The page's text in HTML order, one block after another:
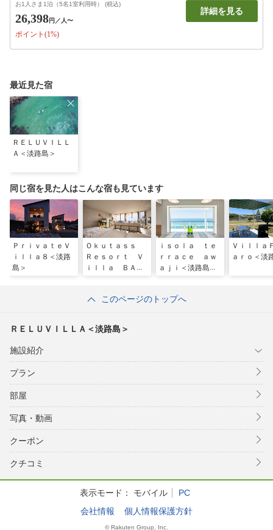
お1人さま1泊（5名1室利用時） (税込)
26,398円 ／人〜
ポイント(1%)
詳細を見る
最近見た宿
ＲＥＬＵＶＩＬＬ
Ａ＜淡路島＞
同じ宿を見た人はこんな宿も見ています
ＰｒｉｖａｔｅＶ
ｉｌｌａ８＜淡路
島＞
Ｏｋｕｔａｓｓ
Ｒｅｓｏｒｔ Ｖ
ｉｌｌａ ＢＡＬ
ｉｓｏｌａ ｔｅ
ｒｒａｃｅ ａｗ
ａｊｉ＜淡路島＞
Ｖｉｌｌａ
ａｒｏ＜淡
このページのトップへ
ＲＥＬＵＶＩＬＬＡ＜淡路島＞
施設紹介
プラン
部屋
写真・動画
クーポン
クチコミ
表示モード： モバイル
PC
会社情報
個人情報保護方針
© Rakuten Group, Inc.